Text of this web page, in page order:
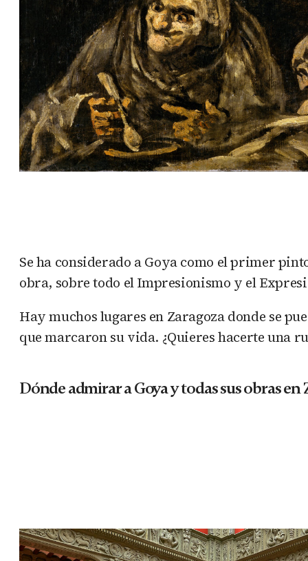
Se ha considerado a Goya como el primer
obra, sobre todo el Impresionismo y el
Hay muchos lugares en Zaragoza donde se
que marcaron su vida. ¿Quieres hacerte una
Dónde admirar a Goya y todas sus obras en